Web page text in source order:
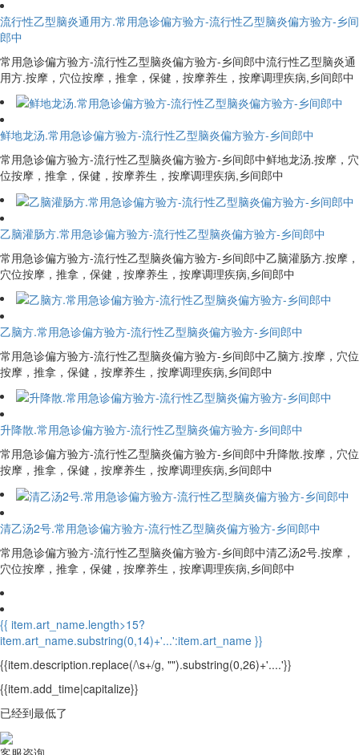
流行性乙型脑炎通用方.常用急诊偏方验方-流行性乙型脑炎偏方验方-乡间
郎中
常用急诊偏方验方-流行性乙型脑炎偏方验方-乡间郎中流行性乙型脑炎通
用方.按摩，穴位按摩，推拿，保健，按摩养生，按摩调理疾病,乡间郎中
鲜地龙汤.常用急诊偏方验方-流行性乙型脑炎偏方验方-乡间郎中
常用急诊偏方验方-流行性乙型脑炎偏方验方-乡间郎中鲜地龙汤.按摩，穴
位按摩，推拿，保健，按摩养生，按摩调理疾病,乡间郎中
乙脑灌肠方.常用急诊偏方验方-流行性乙型脑炎偏方验方-乡间郎中
常用急诊偏方验方-流行性乙型脑炎偏方验方-乡间郎中乙脑灌肠方.按摩，
穴位按摩，推拿，保健，按摩养生，按摩调理疾病,乡间郎中
乙脑方.常用急诊偏方验方-流行性乙型脑炎偏方验方-乡间郎中
常用急诊偏方验方-流行性乙型脑炎偏方验方-乡间郎中乙脑方.按摩，穴位
按摩，推拿，保健，按摩养生，按摩调理疾病,乡间郎中
升降散.常用急诊偏方验方-流行性乙型脑炎偏方验方-乡间郎中
常用急诊偏方验方-流行性乙型脑炎偏方验方-乡间郎中升降散.按摩，穴位
按摩，推拿，保健，按摩养生，按摩调理疾病,乡间郎中
清乙汤2号.常用急诊偏方验方-流行性乙型脑炎偏方验方-乡间郎中
常用急诊偏方验方-流行性乙型脑炎偏方验方-乡间郎中清乙汤2号.按摩，
穴位按摩，推拿，保健，按摩养生，按摩调理疾病,乡间郎中
{{ item.art_name.length>15?
item.art_name.substring(0,14)+'...':item.art_name }}
{{item.description.replace(/\s+/g, "").substring(0,26)+'....'}}
{{item.add_time|capitalize}}
已经到最低了